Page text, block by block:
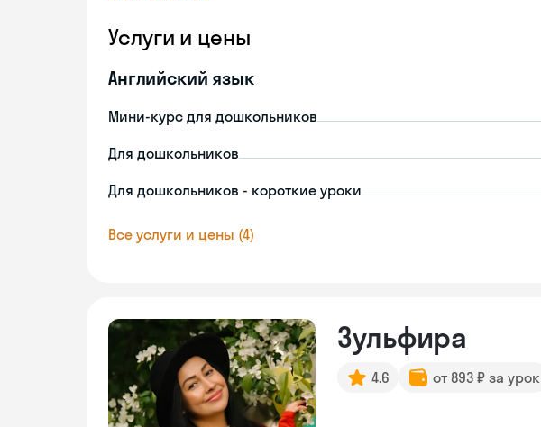
Услуги и цены
Английский язык
Мини-курс для дошкольников
Для дошкольников
Для дошкольников - короткие уроки
Все услуги и цены (4)
Зульфира
4.6 от 893 ₽ за урок